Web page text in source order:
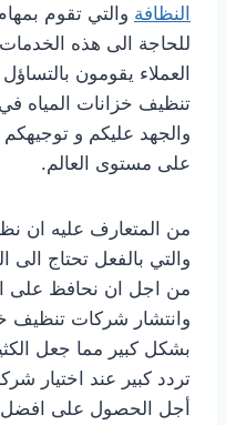
النظافة والتي تقوم
للحاجة الى هذه
العملاء يقومون
تنظيف خزانات المياه
والجهد عليكم و
على مستوى العالم.
من المتعارف عليه ان
والتي بالفعل تحتاج الى
من اجل ان نحافظ على
وانتشار شركات تنظيف
بشكل كبير مما جعل
تردد كبير عند اختيار
أجل الحصول على افضل